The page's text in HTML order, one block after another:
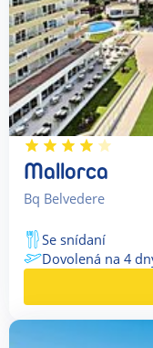
Mallorca
Bq Belvedere
Se snídaní
Dovolená na 4